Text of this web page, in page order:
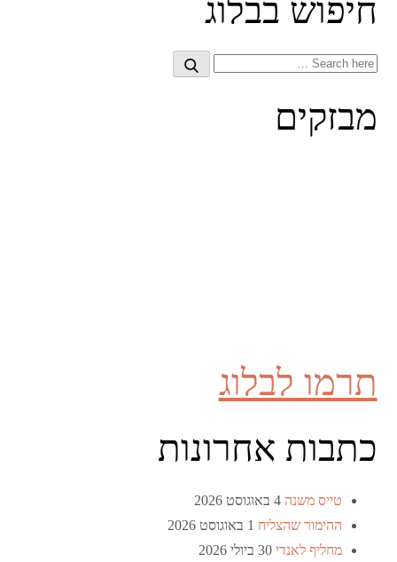
חיפוש בבלוג
Search
Search
מבזקים
תרמו לבלוג
כתבות אחרונות
טייס משנה 4 באוגוסט 2026
ההימור שהצליח 1 באוגוסט 2026
מחליף לאנדי 30 ביולי 2026